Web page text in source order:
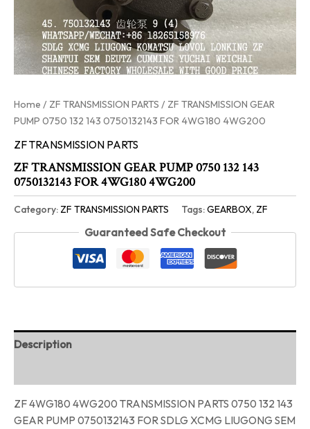
Home / ZF TRANSMISSION PARTS / ZF TRANSMISSION GEAR
PUMP 0750 132 143 0750132143 FOR 4WG180 4WG200
ZF TRANSMISSION PARTS
ZF TRANSMISSION GEAR PUMP 0750 132 143
0750132143 FOR 4WG180 4WG200
Category: ZF TRANSMISSION PARTS Tags:GEARBOX, ZF
Guaranteed Safe Checkout
Description
ZF 4WG180 4WG200 TRANSMISSION PARTS 0750 132 143
GEAR PUMP 0750132143 FOR SDLG XCMG LIUGONG SEM